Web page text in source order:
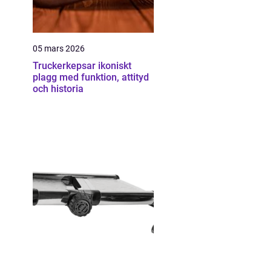
05 mars 2026
Truckerkepsar ikoniskt
plagg med funktion, attityd
och historia